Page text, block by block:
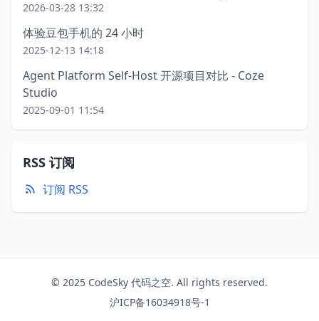
2026-03-28 13:32
体验豆包手机的 24 小时
2025-12-13 14:18
Agent Platform Self-Host 开源项目对比 - Coze
Studio
2025-09-01 11:54
RSS 订阅
订阅 RSS
© 2025 CodeSky 代码之空. All rights reserved.
沪ICP备16034918号-1